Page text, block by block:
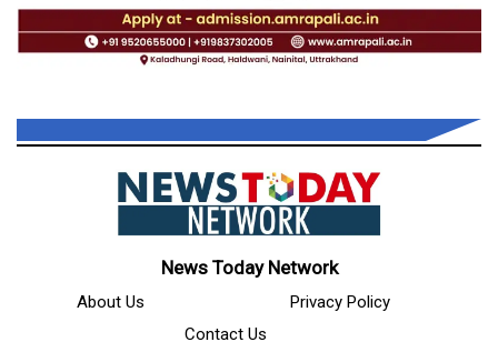
News Today Network
About Us
Privacy Policy
Contact Us